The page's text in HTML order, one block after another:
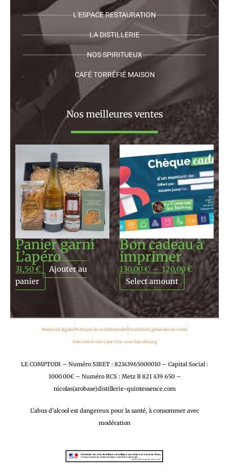
L'ESPACE RESTAURATION
LA DISTILLERIE
NOS SPIRITUEUX
CAFÉ TORRÉFIÉ MAISON
Nos meilleures ventes
Panier garni
L’apéro
31,50€
Ajouter au
panier
Bon cadeau à
imprimer
130,00€ – 120,00€
Plage
de
prix :
130,00 €
à
120,00 €
Select amount
Mentions légalesPolitique de confidentialitéConditions générales de vente
Site créé et suivi par City-com Sarrebourg
LE COMPTOIR – Numéro SIRET : 82143965000010 – Capital Social :
1000.00€ – Numéro RCS : Metz B 821 439 650 –
nicolas(arobase)distillerie-quintessence.com
L’abus d’alcool est dangereux pour la santé, à consommer avec
modération